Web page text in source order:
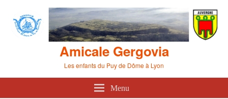
Amicale Gergovia
Les enfants du Puy de Dôme à Lyon
Menu